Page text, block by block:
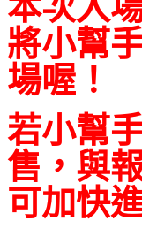
將小幫
場喔！
若小幫
售，與
可加快